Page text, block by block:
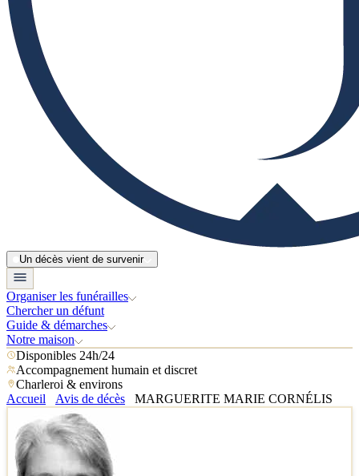
Un décès vient de survenir
Organiser les funérailles
Chercher un défunt
Guide & démarches
Notre maison
Disponibles 24h/24
Accompagnement humain et discret
Charleroi & environs
Accueil
Avis de décès MARGUERITE MARIE CORNÉLIS